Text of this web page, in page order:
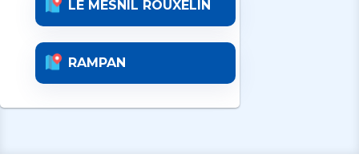
LE MESNIL ROUXELIN
RAMPAN